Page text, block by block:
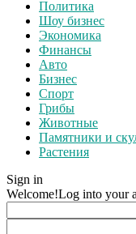
Политика
Шоу бизнес
Экономика
Финансы
Авто
Бизнес
Спорт
Грибы
Животные
Памятники и
Растения
Sign in
Welcome!Log into your